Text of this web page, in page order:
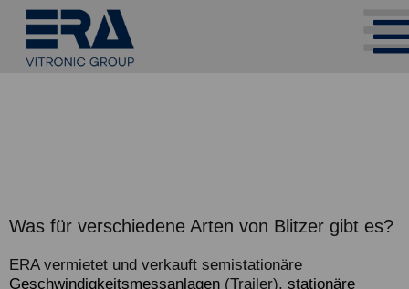
Was für verschiedene Arten von Blitzer gibt es?
ERAvermietet und verkauft semistationäre
Geschwindigkeitsmessanlagen (Trailer), stationäre